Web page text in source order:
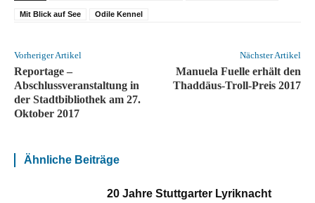
Mit Blick auf See Odile Kennel
Vorheriger Artikel
Reportage –
Abschlussveranstaltung in
der Stadtbibliothek am 27.
Oktober 2017
Nächster Artikel
Manuela Fuelle erhält den
Thaddäus-Troll-Preis 2017
Ähnliche Beiträge
20 Jahre Stuttgarter Lyriknacht